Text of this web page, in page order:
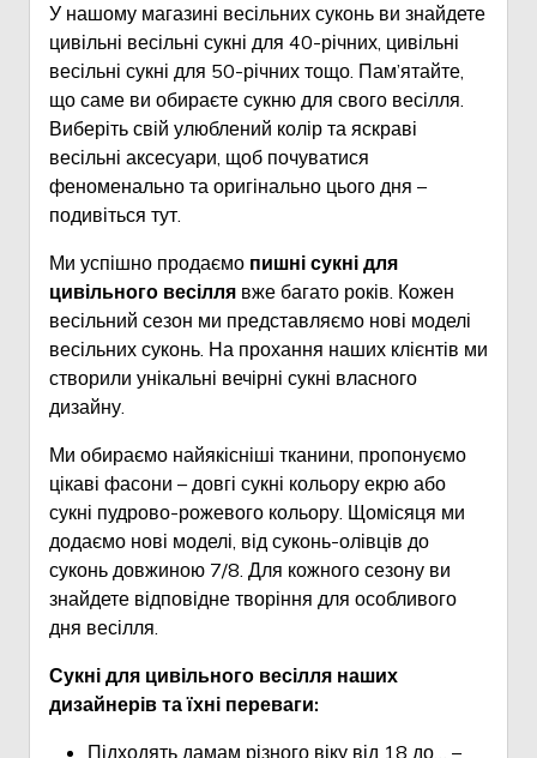
У нашому магазині весільних суконь ви знайдете
цивільні весільні сукні для 40-річних, цивільні
весільні сукні для 50-річних тощо. Пам’ятайте,
що саме ви обираєте сукню для свого весілля.
Виберіть свій улюблений колір та яскраві
весільні аксесуари, щоб почуватися
феноменально та оригінально цього дня –
подивіться тут.
Ми успішно продаємо пишні сукні для
цивільного весілля вже багато років. Кожен
весільний сезон ми представляємо нові моделі
весільних суконь. На прохання наших клієнтів ми
створили унікальні вечірні сукні власного
дизайну.
Ми обираємо найякісніші тканини, пропонуємо
цікаві фасони – довгі сукні кольору екрю або
сукні пудрово-рожевого кольору. Щомісяця ми
додаємо нові моделі, від суконь-олівців до
суконь довжиною 7/8. Для кожного сезону ви
знайдете відповідне творіння для особливого
дня весілля.
Сукні для цивільного весілля наших
дизайнерів та їхні переваги:
Підходять дамам різного віку від 18 до… –